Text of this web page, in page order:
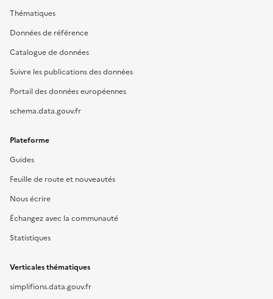
Thématiques
Données de référence
Catalogue de données
Suivre les publications des données
Portail des données européennes
schema.data.gouv.fr
Plateforme
Guides
Feuille de route et nouveautés
Nous écrire
Échangez avec la communauté
Statistiques
Verticales thématiques
simplifions.data.gouv.fr